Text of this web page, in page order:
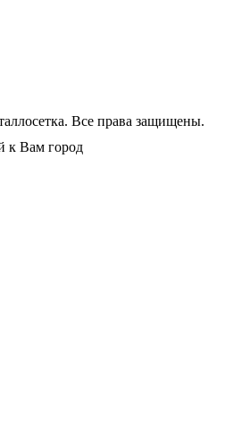
Все права защищены.
к Вам город